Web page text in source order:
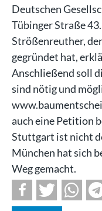
Deutschen
Tübinger Straße
Strößenreuther,
gegründet hat,
Anschließend soll
sind nötig und
auch eine Petition
Stuttgart ist nicht
München hat sich
Weg gemacht.